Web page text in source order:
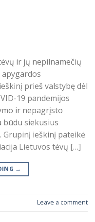
ir jų nepilnamečių
prieš valstybę dėl
19 pandemijos
ir nepagrįsto
siekusius
Grupinį ieškinį pateikė
Lietuvos tėvų […]
→
Leave a comment